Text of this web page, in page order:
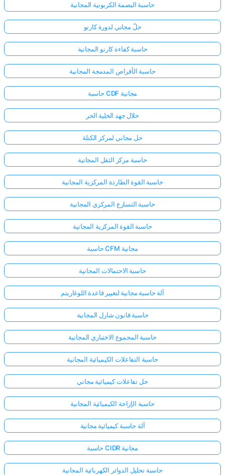
حاسبة البصمة الكربونية المجانية
حلّ مجاني لدورة كارنو
حاسبة كفاءة كارنو المجانية
حاسبة الأقراص المدمجة المجانية
حاسبة CDF مجانية
حلال جهد الخلية الحر
حل مجاني لمركز الكتلة
حاسبة مركز الثقل المجانية
حاسبة القوة الطاردة المركزية المجانية
حاسبة التسارع المركزي المجانية
حاسبة القوة المركزية المجانية
حاسبة CFM مجانية
حاسبة الاحتمالات المجانية
آلة حاسبة مجانية لتغيير قاعدة اللوغاريتم
حاسبة قانون شارل المجانية
حاسبة المجموع الاختباري المجانية
حاسبة التفاعلات الكيميائية المجانية
حل تفاعلات كيميائية مجاني
حاسبة الإزاحة الكيميائية المجانية
آلة حاسبة كيميائية مجانية
حاسبة CIDR مجانية
حاسبة تحليل الدوائر الكهربائية المجانية